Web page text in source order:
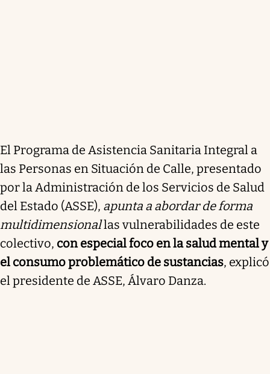
El Programa de Asistencia Sanitaria Integral a
las Personas en Situación de Calle, presentado
por la Administración de los Servicios de Salud
del Estado (ASSE), apunta a abordar de forma
multidimensionallas vulnerabilidades de este
colectivo, con especial foco en la salud mental y
el consumo problemático de sustancias, explicó
el presidente de ASSE, Álvaro Danza.